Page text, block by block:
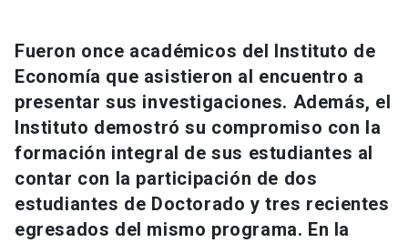
Fueron once académicos del Instituto de
Economía que asistieron al encuentro a
presentar sus investigaciones. Además, el
Instituto demostró su compromiso con la
formación integral de sus estudiantes al
contar con la participación de dos
estudiantes de Doctorado y tres recientes
egresados del mismo programa. En la